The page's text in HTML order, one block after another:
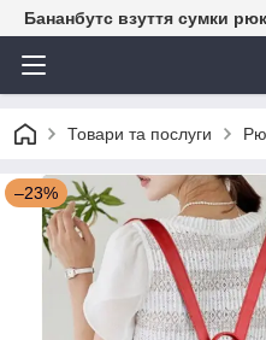
Бананбутс взуття сумки
Товари та послуги
–23%